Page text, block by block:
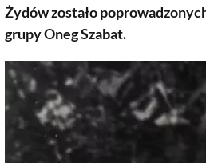
Żydów zostało
grupy Oneg Szabat.